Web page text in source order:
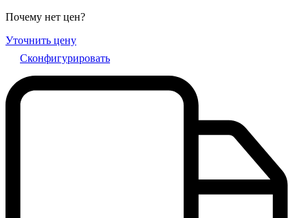
Почему нет цен?
Уточнить цену
Сконфигурировать